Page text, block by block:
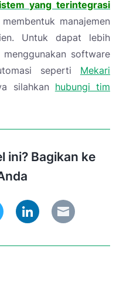
yang terintegrasi
manajemen
Untuk dapat lebih
software
seperti Mekari
silahkan hubungi tim
ini? Bagikan ke